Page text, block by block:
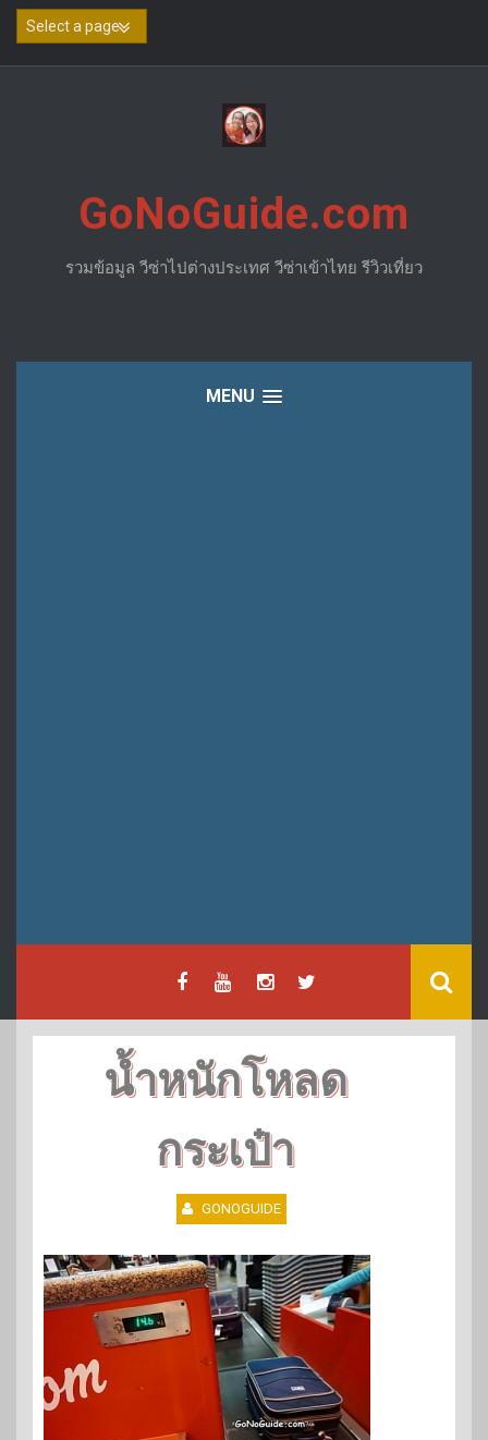
Skip
GoNoGuide.com
รวมข้อมูล วีซ่าไปต่างประเทศ วีซ่าเข้าไทย รีวิวเที่ยว
MENU
น้ำหนักโหลด
กระเป๋า
GONOGUIDE